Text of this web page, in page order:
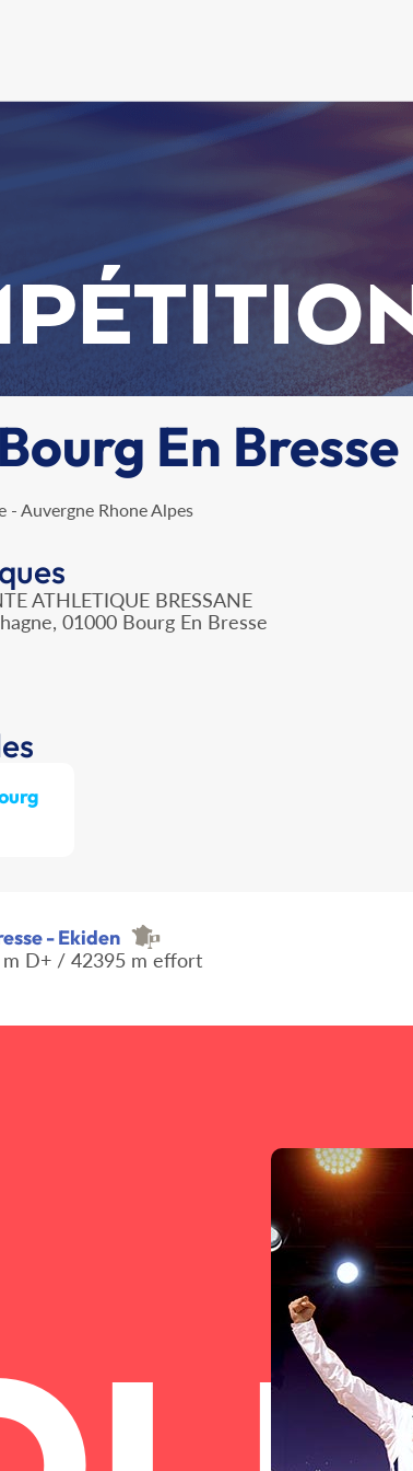
En Bresse
- Auvergne Rhone Alpes
ATHLETIQUE BRESSANE
01000 Bourg En Bresse
- Ekiden
D+ / 42395 m effort